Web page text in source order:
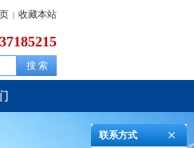
| 收藏本站
联系方式